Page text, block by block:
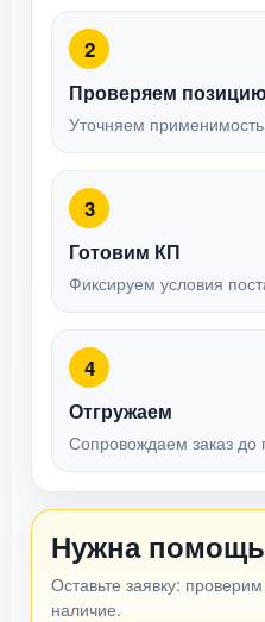
2
Проверяем позицию
Уточняем
3
Готовим КП
Фиксируем условия
4
Отгружаем
Сопровождаем заказ до
Нужна
Оставьте заявку:
наличие.